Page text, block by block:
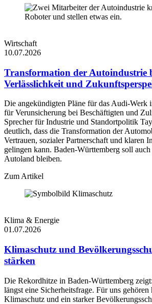
Wirtschaft
10.07.2026
Transformation der Autoindustrie
Verlässlichkeit und
Die angekündigten Pläne für das Audi-Werk
für Verunsicherung bei Beschäftigten und
Sprecher für Industrie und Standortpolitik
deutlich, dass die Transformation der
Vertrauen, sozialer Partnerschaft und klaren
gelingen kann. Baden-Württemberg soll
Autoland bleiben.
Zum Artikel
Klima & Energie
01.07.2026
Klimaschutz und
stärken
Die Rekordhitze in Baden-Württemberg
längst eine Sicherheitsfrage. Für uns gehören
Klimaschutz und ein starker